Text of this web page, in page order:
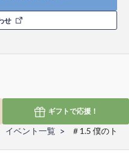
せ
ギフトで応援！
イベント一覧
＃1.5 僕のト